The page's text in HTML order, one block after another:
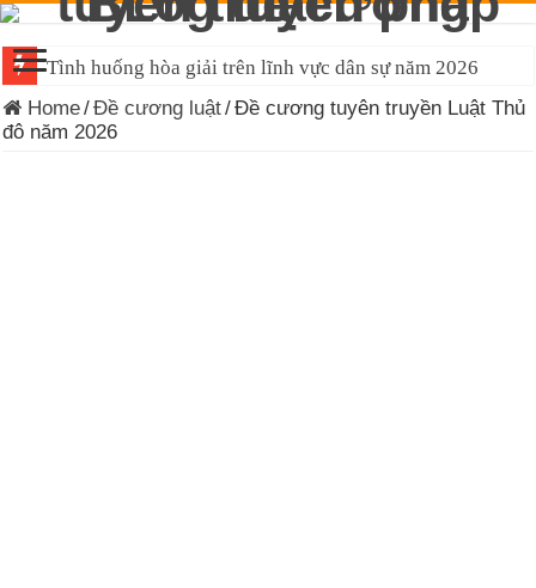
Tình huống hòa giải trên lĩnh vực dân sự năm 2026
Home/Đề cương luật/Đề cương tuyên truyền Luật Thủ
đô năm 2026